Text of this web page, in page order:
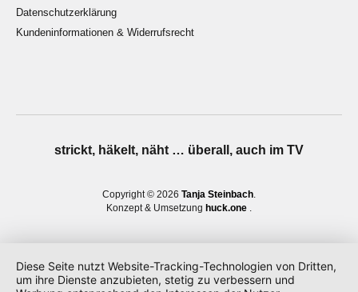
Datenschutzerklärung
Kundeninformationen & Widerrufsrecht
strickt, häkelt, näht … überall, auch im TV
Copyright © 2026 Tanja Steinbach
Konzept & Umsetzung huck.one
Diese Seite nutzt Website-Tracking-Technologien von Dritten,
um ihre Dienste anzubieten, stetig zu verbessern und